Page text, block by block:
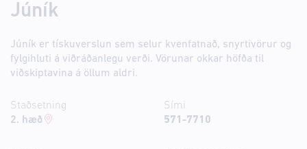
Júník
Júník er tískuverslun sem selur kvenfatnað, snyrtivörur og
fylgihluti á viðráðanlegu verði. Vörunar okkar höfða til
viðskiptavina á öllum aldri.
Staðsetning
2. hæð
Sími
571-7710